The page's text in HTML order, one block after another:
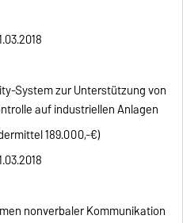
System zur Unterstützung von
auf industriellen Anlagen
189.000,-€)
nonverbaler Kommunikation